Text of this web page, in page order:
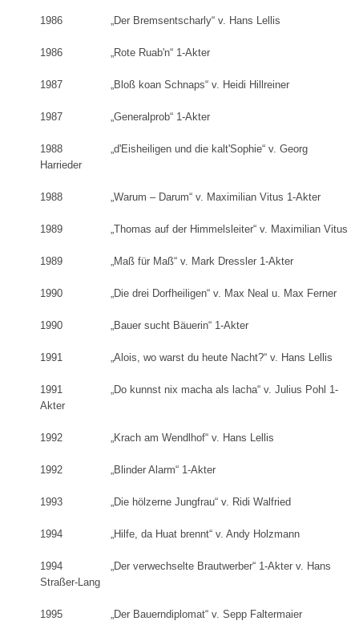
1986 „Der Bremsentscharly“ v. Hans Lellis
1986 „Rote Ruab'n“ 1-Akter
1987 „Bloß koan Schnaps“ v. Heidi Hillreiner
1987 „Generalprob“ 1-Akter
1988 „d'Eisheiligen und die kalt'Sophie“ v. Georg
Harrieder
1988 „Warum – Darum“ v. Maximilian Vitus 1-Akter
1989 „Thomas auf der Himmelsleiter“ v. Maximilian Vitus
1989 „Maß für Maß“ v. Mark Dressler 1-Akter
1990 „Die drei Dorfheiligen“ v. Max Neal u. Max Ferner
1990 „Bauer sucht Bäuerin“ 1-Akter
1991 „Alois, wo warst du heute Nacht?“ v. Hans Lellis
1991 „Do kunnst nix macha als lacha“ v. Julius Pohl 1-
Akter
1992 „Krach am Wendlhof“ v. Hans Lellis
1992 „Blinder Alarm“ 1-Akter
1993 „Die hölzerne Jungfrau“ v. Ridi Walfried
1994 „Hilfe, da Huat brennt“ v. Andy Holzmann
1994 „Der verwechselte Brautwerber“ 1-Akter v. Hans
Straßer-Lang
1995 „Der Bauerndiplomat“ v. Sepp Faltermaier